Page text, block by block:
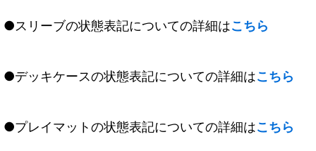
●スリーブの状態表記についての詳細はこちら
●デッキケースの状態表記についての詳細はこちら
●プレイマットの状態表記についての詳細はこちら